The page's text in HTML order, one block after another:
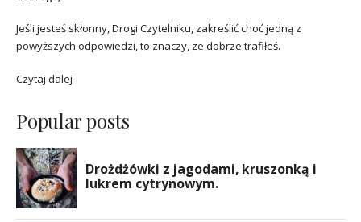
Jeśli jesteś skłonny, Drogi Czytelniku, zakreślić choć jedną z
powyższych odpowiedzi, to znaczy, ze dobrze trafiłeś.
Czytaj dalej
Popular posts